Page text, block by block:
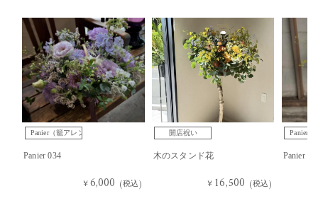
Panier（籠アレンジ）
Panier 034
￥6,000 (税込)
開店祝い
木のスタンド花
￥ 16,500 (税込)
Panier
Panier